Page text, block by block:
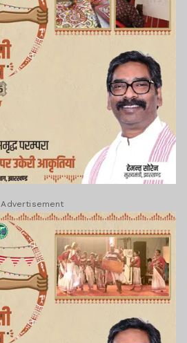
Advertisement